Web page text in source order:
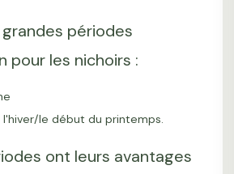
périodes
pour les nichoirs :
l'hiver/le début du printemps.
ont leurs avantages